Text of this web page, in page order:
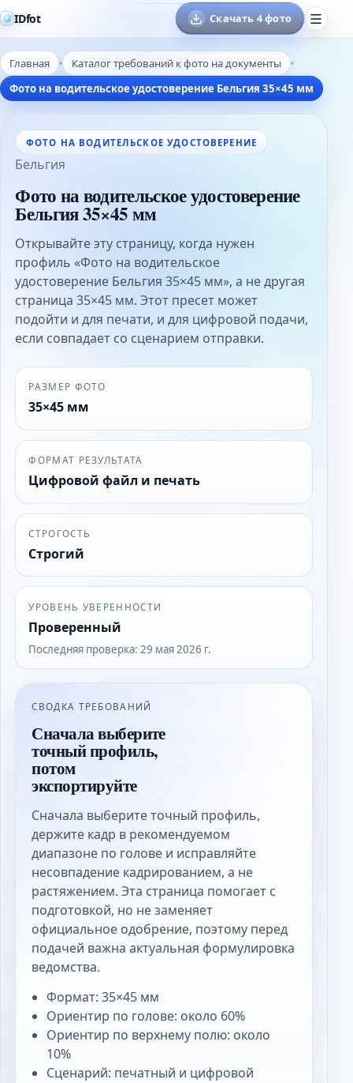
IDfot Скачать 4 фото
Главная
Каталог требований к фото на документы
Фото на водительское удостоверение Бельгия 35×45 мм
ФОТО НА ВОДИТЕЛЬСКОЕ УДОСТОВЕРЕНИЕ
Бельгия
Фото на водительское удостоверение
Бельгия 35×45 мм
Открывайте эту страницу, когда нужен
профиль «Фото на водительское
удостоверение Бельгия 35×45 мм», а не другая
страница 35×45 мм. Этот пресет может
подойти и для печати, и для цифровой подачи,
если совпадает со сценарием отправки.
РАЗМЕР ФОТО
35×45 мм
ФОРМАТ РЕЗУЛЬТАТА
Цифровой файл и печать
СТРОГОСТЬ
Строгий
УРОВЕНЬ УВЕРЕННОСТИ
Проверенный
Последняя проверка:29 мая 2026 г.
СВОДКА ТРЕБОВАНИЙ
Сначала выберите
точный профиль,
потом
экспортируйте
Сначала выберите точный профиль,
держите кадр в рекомендуемом
диапазоне по голове и исправляйте
несовпадение кадрированием, а не
растяжением. Эта страница помогает с
подготовкой, но не заменяет
официальное одобрение, поэтому перед
подачей важна актуальная формулировка
ведомства.
Формат: 35×45 мм
Ориентир по голове: около 60%
Ориентир по верхнему полю: около
10%
Сценарий: печатный и цифровой